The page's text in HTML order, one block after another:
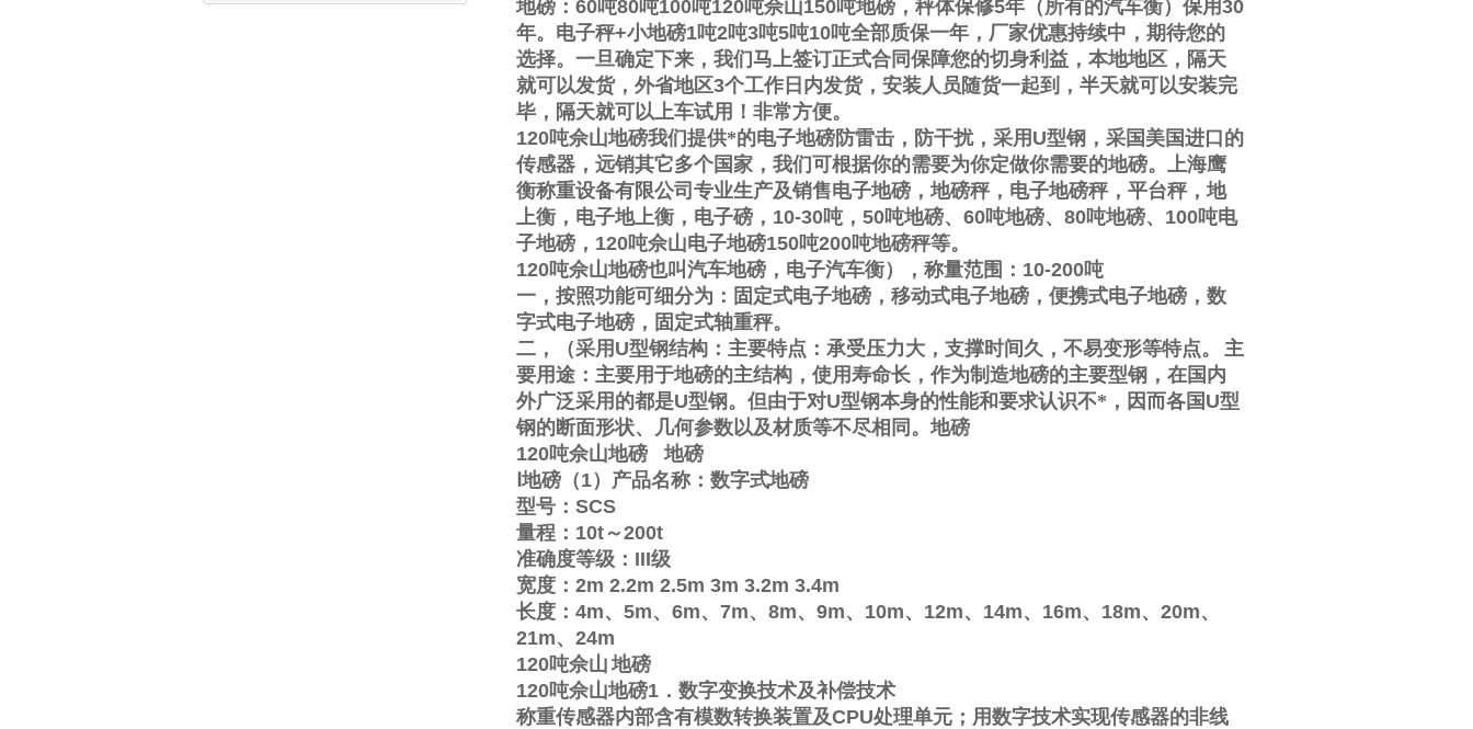
地磅： 60吨80吨100吨120吨佘山150吨地磅，秤体保修5年（所有的汽车衡）保用30
年。电子秤+小地磅1吨2吨3吨5吨10吨全部质保一年，厂家优惠持续中，期待您的
选择。一旦确定下来，我们马上签订正式合同保障您的切身利益，本地地区，隔天
就可以发货，外省地区3个工作日内发货，安装人员随货一起到，半天就可以安装完
毕，隔天就可以上车试用！非常方便。
120吨佘山地磅我们提供*的电子地磅防雷击，防干扰，采用 U型钢，采国美国进口的
传感器，远销其它多个国家，我们可根据你的需要为你定做你需要的地磅。上海鹰
衡称重设备有限公司专业生产及销售电子地磅，地磅秤，电子地磅秤，平台秤，地
上衡，电子地上衡，电子磅， 10-30吨， 50吨地磅、 60吨地磅、 80吨地磅、 100吨电
子地磅， 120吨佘山电子地磅150吨200吨地磅秤等。
120吨佘山地磅也叫汽车地磅，电子汽车衡），称量范围： 10-200吨
一，按照功能可细分为：固定式电子地磅，移动式电子地磅，便携式电子地磅，数
字式电子地磅，固定式轴重秤。
二，（采用 U型钢结构：主要特点：承受压力大，支撑时间久，不易变形等特点。
主
要用途：主要用于地磅的主结构，使用寿命长，作为制造地磅的主要型钢，在国内
外广泛采用的都是U型钢。但由于对U型钢本身的性能和要求认识不*，因而各国 U型
钢的断面形状、几何参数以及材质等不尽相同。地磅
120吨佘山地磅
地磅
地磅（1）产品名称：数字式地磅
型号： SCS
量程： 10t～200t
准确度等级： III级
宽度： 2m 2.2m 2.5m 3m 3.2m 3.4m
长度： 4m、 5m、 6m、 7m、 8m、 9m、 10m、 12m、 14m、 16m、 18m、 20m、
21m、 24m
120吨佘山 地磅
120吨佘山地磅1 ．数字变换技术及补偿技术
称重传感器内部含有模数转换装置及CPU处理单元；用数字技术实现传感器的非线